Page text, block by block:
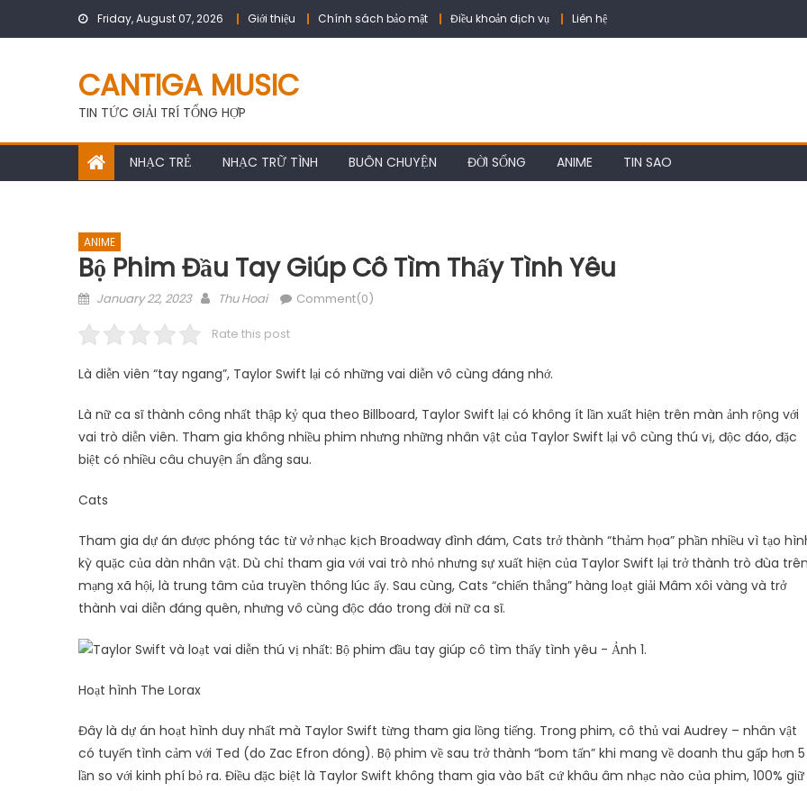
Friday, August 07, 2026 Giới thiệu Chính sách bảo mật Điều khoản dịch vụ Liên hệ
CANTIGA MUSIC
TIN TỨC GIẢI TRÍ TỔNG HỢP
NHẠC TRẺ NHẠC TRỮ TÌNH BUÔN CHUYỆN ĐỜI SỐNG ANIME TIN SAO
ANIME
Bộ Phim Đầu Tay Giúp Cô Tìm Thấy Tình Yêu
Posted
January 22, 2023 Author
Thu Hoai Comment(0)
Rate this post
Là diễn viên “tay ngang”, Taylor Swift lại có những vai diễn vô cùng đáng nhớ.
Là nữ ca sĩ thành công nhất thập kỷ qua theo Billboard, Taylor Swift lại có không ít lần xuất hiện trên màn ảnh rộng với
vai trò diễn viên. Tham gia không nhiều phim nhưng những nhân vật của Taylor Swift lại vô cùng thú vị, độc đáo, đặc
biệt có nhiều câu chuyện ẩn đằng sau.
Cats
Tham gia dự án được phóng tác từ vở nhạc kịch Broadway đình đám, Cats trở thành “thảm họa” phần nhiều vì tạo
kỳ quặc của dàn nhân vật. Dù chỉ tham gia với vai trò nhỏ nhưng sự xuất hiện của Taylor Swift lại trở thành trò đùa trên
mạng xã hội, là trung tâm của truyền thông lúc ấy. Sau cùng, Cats “chiến thắng” hàng loạt giải Mâm xôi vàng và trở
thành vai diễn đáng quên, nhưng vô cùng độc đáo trong đời nữ ca sĩ.
Hoạt hình The Lorax
Đây là dự án hoạt hình duy nhất mà Taylor Swift từng tham gia lồng tiếng. Trong phim, cô thủ vai Audrey – nhân vật
có tuyến tình cảm với Ted (do Zac Efron đóng). Bộ phim về sau trở thành “bom tấn” khi mang về doanh thu gấp hơn 5
lần so với kinh phí bỏ ra. Điều đặc biệt là Taylor Swift không tham gia vào bất cứ khâu âm nhạc nào của phim, 100% giữ